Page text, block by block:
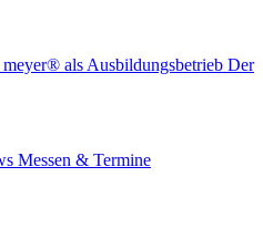
als Ausbildungsbetrieb Der
Messen & Termine